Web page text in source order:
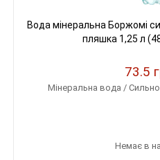
Вода мінеральна Боржомі
пляшка 1,25 л
73.5
Мінеральна вода /
Немає в